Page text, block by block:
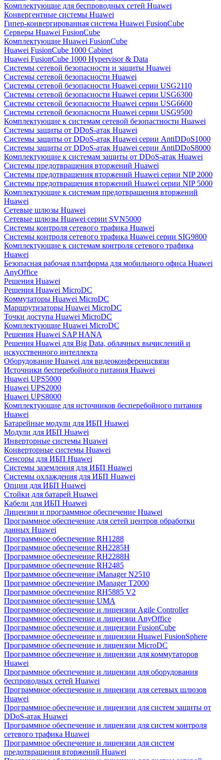
Комплектующие для беспроводных сетей Huawei
Конвергентные системы Huawei
Гипер-конвергированная система Huawei FusionCube
Серверы Huawei FusionCube
Комплектующие Huawei FusionCube
Huawei FusionCube 1000 Cabinet
Huawei FusionCube 1000 Hypervisor & Data
Системы сетевой безопасности и защиты Huawei
Системы сетевой безопасности Huawei
Системы сетевой безопасности Huawei серии USG2110
Системы сетевой безопасности Huawei серии USG6300
Системы сетевой безопасности Huawei серии USG6600
Системы сетевой безопасности Huawei серии USG9500
Комплектующие к системам сетевой безопастности Huawei
Системы защиты от DDoS-атак Huawei
Системы защиты от DDoS-атак Huawei серии AntiDDoS1000
Системы защиты от DDoS-атак Huawei серии AntiDDoS8000
Комплектующие к системам защиты от DDoS-атак Huawei
Системы предотвращения вторжений Huawei
Системы предотвращения вторжений Huawei серии NIP 2000
Системы предотвращения вторжений Huawei серии NIP 5000
Комплектующие к системам предотвращения вторжений
Huawei
Сетевые шлюзы Huawei
Сетевые шлюзы Huawei серии SVN5000
Системы контроля сетевого трафика Huawei
Системы контроля сетевого трафика Huawei серии SIG9800
Комплектующие к системам контроля сетевого трафика
Huawei
Безопасная рабочая платформа для мобильного офиса Huawei
AnyOffice
Решения Huawei
Решения Huawei MicroDC
Коммутаторы Huawei MicroDC
Маршрутизаторы Huawei MicroDC
Точки доступа Huawei MicroDC
Комплектующие Huawei MicroDC
Решения Huawei SAP HANA
Решения Huawei для Big Data, облачных вычислений и
искусственного интеллекта
Оборудование Huawei для видеоконференцсвязи
Источники бесперебойного питания Huawei
Huawei UPS5000
Huawei UPS2000
Huawei UPS8000
Комплектующие для источников бесперебойного питания
Huawei
Батарейные модули для ИБП Huawei
Модули для ИБП Huawei
Инверторные системы Huawei
Конверторные системы Huawei
Сенсоры для ИБП Huawei
Системы заземления для ИБП Huawei
Системы охлаждения для ИБП Huawei
Опции для ИБП Huawei
Стойки для батарей Huawei
Кабели для ИБП Huawei
Лицензии и программное обеспечение Huawei
Программное обеспечение для сетей центров обработки
данных Huawei
Программное обеспечение RH1288
Программное обеспечение RH2285H
Программное обеспечение RH2288H
Программное обеспечение RH2485
Программное обеспечение iManager N2510
Программное обеспечение iManager T2000
Программное обеспечение RH5885 V2
Программное обеспечение UMA
Программное обеспечение и лицензии Agile Controller
Программное обеспечение и лицензии AnyOffice
Программное обеспечение и лицензии FusionCube
Программное обеспечение и лицензии Huawei FusionSphere
Программное обеспечение и лицензии MicroDC
Программное обеспечение и лицензии для коммутаторов
Huawei
Программное обеспечение и лицензии для оборудования
беспроводных сетей Huawei
Программное обеспечение и лицензии для сетевых шлюзов
Huawei
Программное обеспечение и лицензии для систем защиты от
DDoS-атак Huawei
Программное обеспечение и лицензии для систем контроля
сетевого трафика Huawei
Программное обеспечение и лицензии для систем
предотвращения вторжений Huawei